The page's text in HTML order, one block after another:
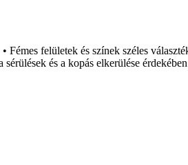
felületek és színek széles
és a kopás elkerülése